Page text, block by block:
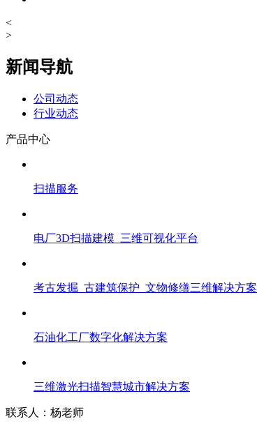
<
>
新闻导航
公司动态
行业动态
产品中心
扫描服务
电厂3D扫描建模_三维可视化平台
考古发掘_古建筑保护_文物修缮三维解决方案
石油化工厂数字化解决方案
三维激光扫描智慧城市解决方案
联系人：杨老师